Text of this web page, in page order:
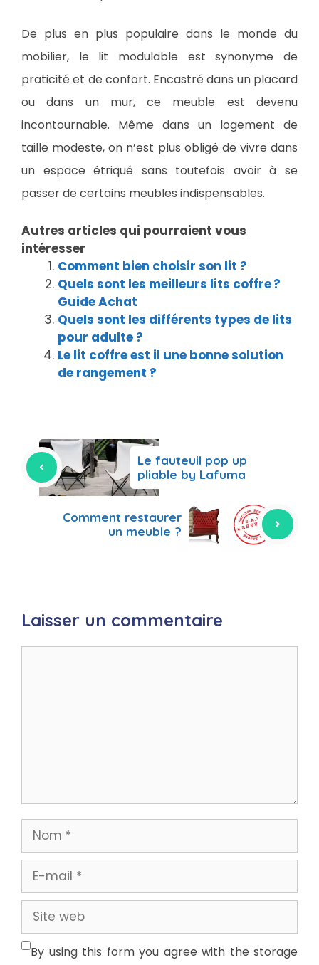
De plus en plus populaire dans le monde du
mobilier, le lit modulable est synonyme de
praticité et de confort. Encastré dans un placard
ou dans un mur, ce meuble est devenu
incontournable. Même dans un logement de
taille modeste, on n’est plus obligé de vivre dans
un espace étriqué sans toutefois avoir à se
passer de certains meubles indispensables.
Autres articles qui pourraient vous
intéresser
Comment bien choisir son lit ?
Quels sont les meilleurs lits coffre ?
Guide Achat
Quels sont les différents types de lits
pour adulte ?
Le lit coffre est il une bonne solution
de rangement ?
Le fauteuil pop up
pliable by Lafuma
Comment restaurer
un meuble ?
Laisser un commentaire
Nom
mail
Site
web
By using this form you agree with the storage